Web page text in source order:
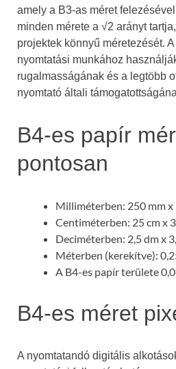
amely a B3-as méret
minden mérete a √2 arányt
projektek könnyű méretezését.
nyomtatási munkához
rugalmasságának és a legtöbb
nyomtató általi
B4-es papír
pontosan
Milliméterben: 250 mm x
Centiméterben: 25 cm x
Deciméterben: 2,5 dm x
Méterben (kerekítve):
A B4-es papír területe
B4-es méret
A nyomtatandó digitális